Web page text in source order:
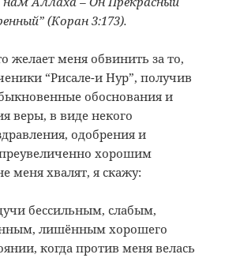
(Коран 3:173).
желает меня обвинить за то,
“Рисале-и Нур”, получив
обоснования и
веры, в виде некого
одобрения и
преувеличенно хорошим
меня хвалят, я скажу:
бессильным, слабым,
лишённым хорошего
когда против меня велась